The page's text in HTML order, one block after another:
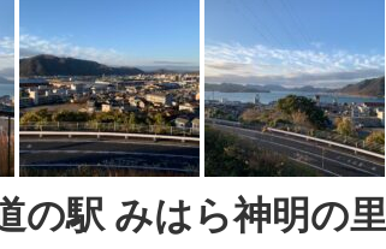
の駅 みはら神明の里